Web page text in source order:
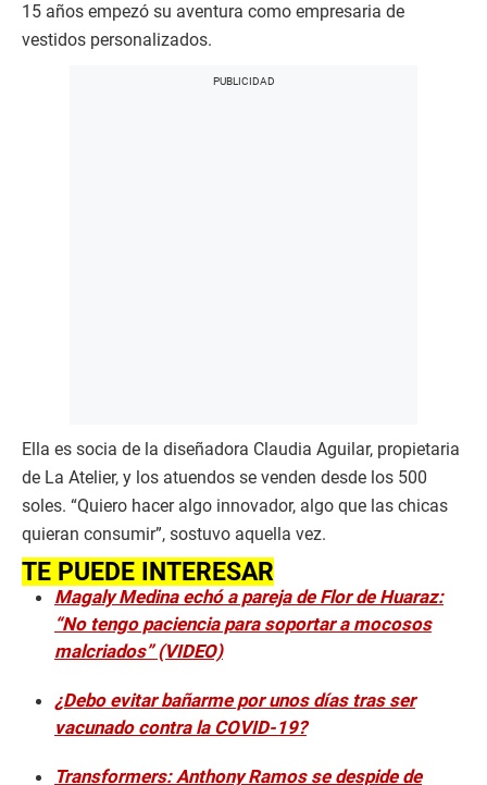
15 años empezó su aventura como empresaria de
vestidos personalizados.
Ella es socia de la diseñadora Claudia Aguilar, propietaria
de La Atelier, y los atuendos se venden desde los 500
soles. “Quiero hacer algo innovador, algo que las chicas
quieran consumir”, sostuvo aquella vez.
TE PUEDE INTERESAR
Magaly Medina echó a pareja de Flor de Huaraz:
“No tengo paciencia para soportar a mocosos
malcriados” (VIDEO)
¿Debo evitar bañarme por unos días tras ser
vacunado contra la COVID-19?
Transformers: Anthony Ramos se despide de